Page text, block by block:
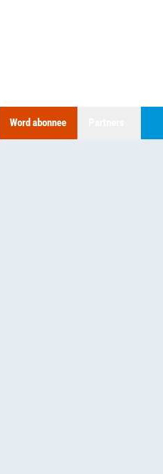
Word abonnee